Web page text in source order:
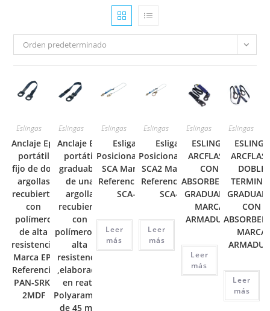
Orden predeterminado
Eslingas
Anclaje Epi
portátil
fijo de dos
argollas
recubierta
con
polímero
de alta
resistencia
Marca EPI
Referencia
PAN-SRK-
2MDF
Eslingas
Anclaje Epi
portátil
graduable
de una
argolla
recubierta
con
polímero de
alta
resistencia
,elaborado
en reata
Polyaramide
de 45 mm
Eslingas
Esliga de
Posicionamiento
SCA Marca EPI
Referencia PED-
SCA-1F
Leer
más
Eslingas
Esliga de
Posicionamiento
SCA2 Marca EPI
Referencia PED-
SCA-2F
Leer
más
Eslingas
ESLINGA
ARCFLASH
CON
ABSORBEDOR
GRADUABLE
MARCA
ARMADURA
Leer
más
Eslingas
ESLINGA
DOBLE
CON
MARCA
Leer
más